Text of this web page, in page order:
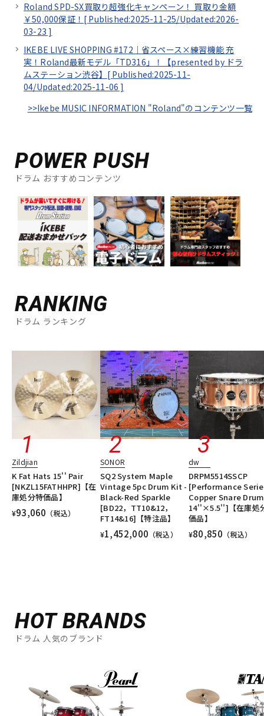
Roland SPD-SX買取り超強化キャンペーン！ 買取り金額
￥50,000保証！[ Published:2025-11-25/Updated:2026-
03-23 ]
IKEBE LIVE SHOPPING #172｜省スペース×練習機能 充
実！Roland最新モデル「TD316」！【presented by ドラ
ムステーション渋谷】[ Published:2025-11-
04/Updated:2025-11-06 ]
>>Ikebe MUSIC INFORMATION "Roland"のコンテンツ一覧
POWER PUSH
ドラム おすすめコンテンツ
RANKING
ドラム ランキング
Zildjian
K Fat Hats 15'' Pair
[NKZL15FATHHPR]【在
庫処分特価品】
¥93,060 （税込）
SONOR
SQ2 System Maple
Vintage 5pc Drum Kit -
Black-Red Sparkle
[BD22，TT10&12，
FT14&16]【特注品】
¥1,452,000 （税込）
dw
DRPM5514SSCP
[Performance
Copper Snare
14''×5.5'']【在庫処
価品】
¥80,850 （税込）
HOT BRANDS
ドラム 人気のブランド